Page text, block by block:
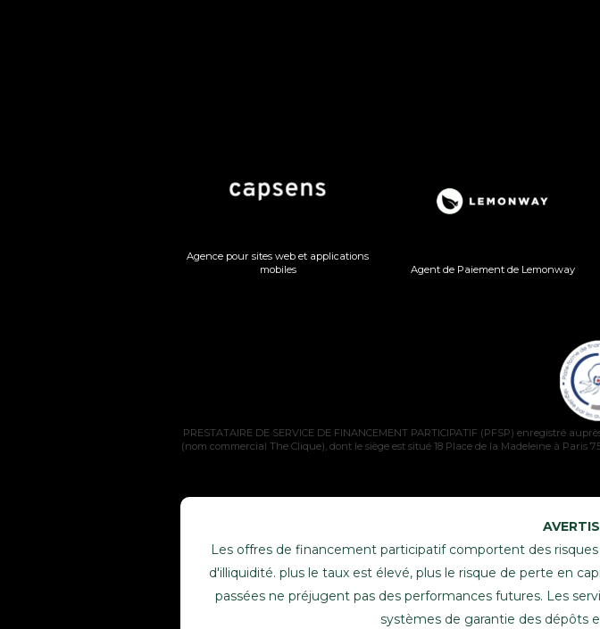
Agence pour sites web et applications
mobiles
Agent de Paiement de Lemonway
PRESTATAIRE DE SERVICE DE FINANCEMENT PARTICIPATIF (PFSP) enregistré
(nom commercial The Clique), dont le siège est situé 18 Place de la Madeleine à Paris
Les offres de financement participatif comportent des
d'illiquidité. plus le taux est élevé, plus le risque de perte en
passées ne préjugent pas des performances futures. Les
systèmes de garantie des dépôts